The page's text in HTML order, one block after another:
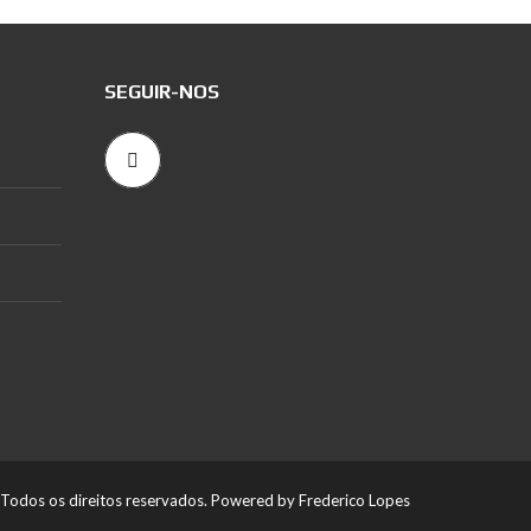
SEGUIR-NOS
os direitos reservados. Powered by Frederico Lopes